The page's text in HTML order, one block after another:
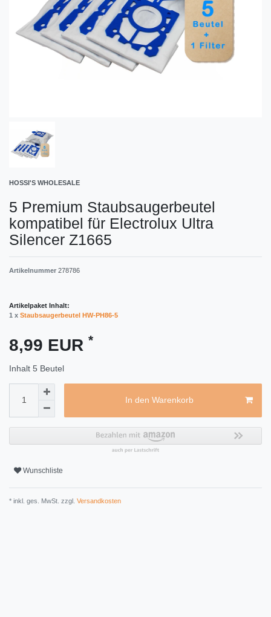
HOSSI'S WHOLESALE
5 Premium Staubsaugerbeutel
kompatibel für Electrolux Ultra
Silencer Z1665
Artikelnummer 278786
Artikelpaket Inhalt:
1 x Staubsaugerbeutel HW-PH86-5
8,99 EUR *
Inhalt 5 Beutel
In den Warenkorb
Wunschliste
* inkl. ges. MwSt. zzgl. Versandkosten